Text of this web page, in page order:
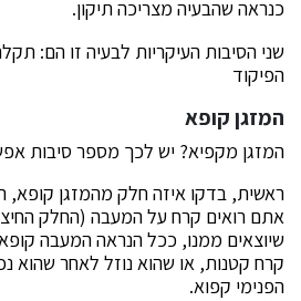
כנראה שהבעיה מצריכה תיקון.
שני הסיבות העיקריות לבעיה זו הם:
הפיקוד
המזגן קופא
המזגן מקפיא? יש לכך מספר סיבות
ראשית, בדקו איזה חלק מהמזגן קופא,
אתם רואים קרח על המעבה (החלק
שיוצאים ממנו, ככל הנראה המעבה
קרח קטנות, או שהוא נוזל לאחר שהוא
הפנימי קפוא.